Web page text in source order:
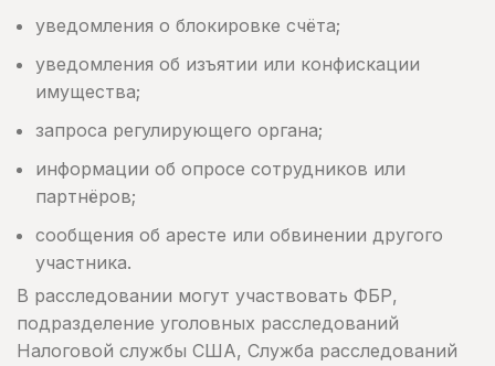
уведомления о блокировке счёта;
уведомления об изъятии или конфискации
имущества;
запроса регулирующего органа;
информации об опросе сотрудников или
партнёров;
сообщения об аресте или обвинении другого
участника.
В расследовании могут участвовать ФБР,
подразделение уголовных расследований
Налоговой службы США, Служба расследований